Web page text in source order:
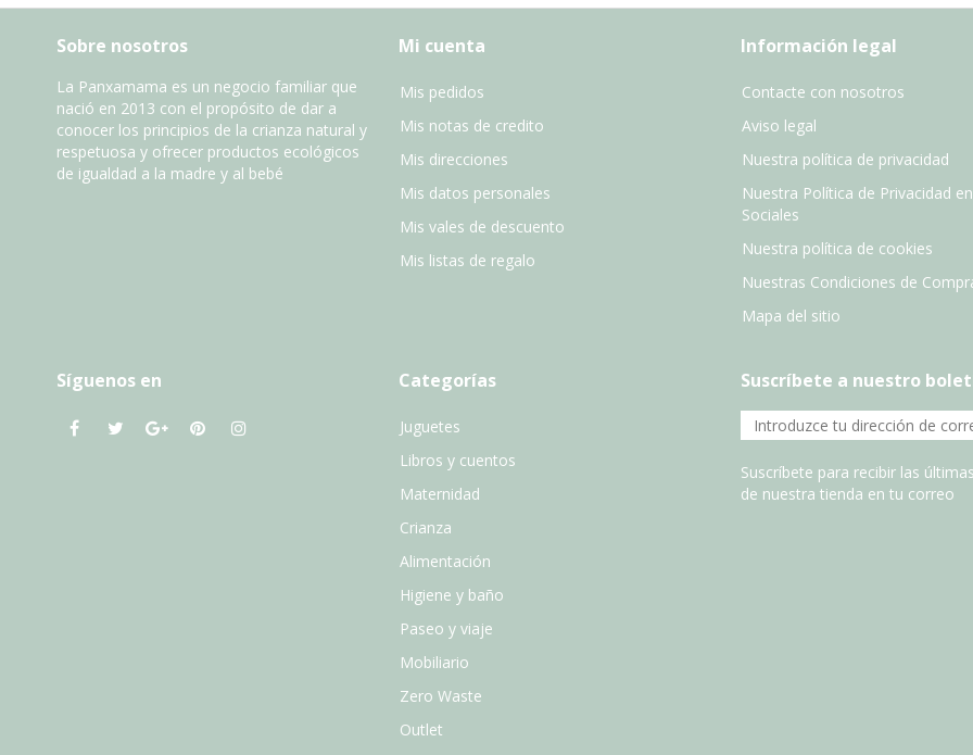
Sobre nosotros
La Panxamama es un negocio familiar que
nació en 2013 con el propósito de dar a
conocer los principios de la crianza natural y
respetuosa y ofrecer productos ecológicos
de igualdad a la madre y al bebé
Mi cuenta
Mis pedidos
Mis notas de credito
Mis direcciones
Mis datos personales
Mis vales de descuento
Mis listas de regalo
Información legal
Contacte con nosotros
Aviso legal
Nuestra política de privacidad
Nuestra Política de Privacidad
Sociales
Nuestra política de cookies
Nuestras Condiciones de
Mapa del sitio
Síguenos en Categorías
Juguetes
Libros y cuentos
Maternidad
Crianza
Alimentación
Higiene y baño
Paseo y viaje
Mobiliario
Zero Waste
Outlet
Suscríbete a nuestro
Suscríbete para recibir las
de nuestra tienda en tu correo